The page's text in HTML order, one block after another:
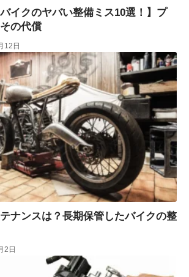
バイクのヤバい整備ミス10選！】プ
の代償
12日
ナンスは？長期保管したバイクの整
2日